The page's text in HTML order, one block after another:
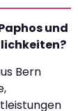
und
Bern